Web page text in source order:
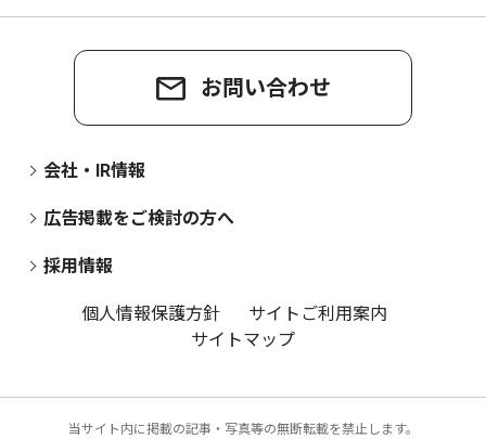
お問い合わせ
会社・IR情報
広告掲載をご検討の方へ
採用情報
個人情報保護方針
サイトご利用案内
サイトマップ
当サイト内に掲載の記事・写真等の無断転載を禁止します。